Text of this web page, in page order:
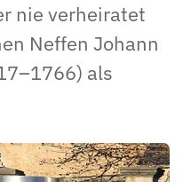
nie verheiratet
Neffen Johann
als